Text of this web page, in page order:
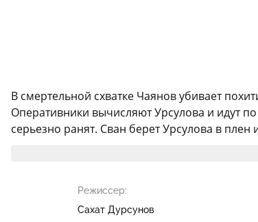
В смертельной схватке Чаянов убивает
Оперативники вычисляют Урсулова и идут
серьезно ранят. Сван берет Урсулова в
Режиссер:
Сахат Дурсунов